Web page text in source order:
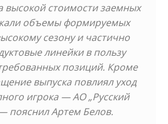
высокой стоимости заемных
объемы формируемых
сезону и частично
линейки в пользу
позиций. Кроме
выпуска повлиял уход
игрока — АО „Русский
пояснил Артем Белов.